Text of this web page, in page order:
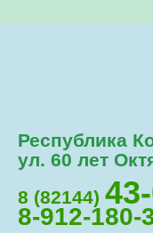
Республика
ул. 60 лет
8 (82144)
8-912-180-